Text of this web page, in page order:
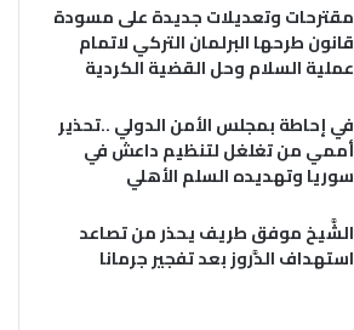
مقترحات وتعديلات جديدة على مسودة
قانون طرحها البرلمان التركي لاتمام
عملية السلام وحل القضية الكردية
في إحاطة بمجلس الأمن الدولي ..تحذير
أممي من تغلغل لتنظيم داعش في
سوريا وتهديده السلم الأهلي
الشَّيخ موفق طريف يحذر من تصاعد
استهداف الدَّروز بعد تفجير جرمانا